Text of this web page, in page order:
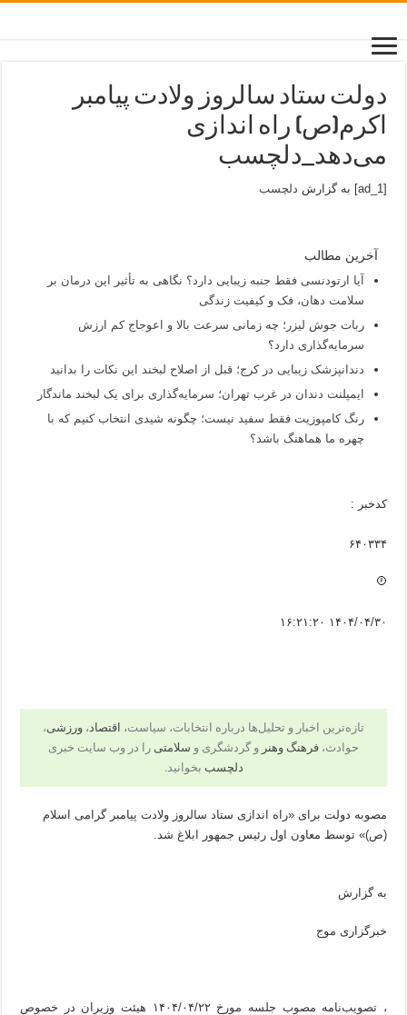
دولت ستاد سالروز ولادت پیامبر
اکرم(ص) راه اندازی
می‌دهد_دلچسب
[ad_1] به گزارش دلچسب
آخرین مطالب
آیا ارتودنسی فقط جنبه زیبایی دارد؟ نگاهی به تأثیر این درمان بر
سلامت دهان، فک و کیفیت زندگی
ربات جوش لیزر؛ چه زمانی سرعت بالا و اعوجاج کم ارزش
سرمایه‌گذاری دارد؟
دندانپزشک زیبایی در کرج؛ قبل از اصلاح لبخند این نکات را بدانید
ایمپلنت دندان در غرب تهران؛ سرمایه‌گذاری برای یک لبخند ماندگار
رنگ کامپوزیت فقط سفید نیست؛ چگونه شیدی انتخاب کنیم که با
چهره ما هماهنگ باشد؟
کدخبر :
۶۴۰۳۳۴
۱۴۰۴/۰۴/۳۰ ۱۶:۲۱:۲۰
تازه‌ترین اخبار و تحلیل‌ها درباره انتخابات، سیاست، اقتصاد، ورزشی،
حوادث، فرهنگ وهنر و گردشگری و سلامتی را در وب سایت خبری
دلچسب بخوانید.
مصوبه دولت برای «راه اندازی ستاد سالروز ولادت پیامبر گرامی اسلام
(ص)» توسط معاون اول رئیس جمهور ابلاغ شد.
به گزارش
خبرگزاری موج
، تصویب‌نامه مصوب جلسه مورخ ۱۴۰۴/۰۴/۲۲ هیئت وزیران در خصوص